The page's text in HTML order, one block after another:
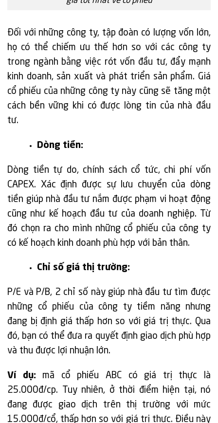
Đối với những công ty, tập đoàn có lượng vốn lớn,
họ có thể chiếm ưu thế hơn so với các công ty
trong ngành bằng việc rót vốn đầu tư, đẩy mạnh
kinh doanh, sản xuất và phát triển sản phẩm. Giá
cổ phiếu của những công ty này cũng sẽ tăng một
cách bền vững khi có được lòng tin của nhà đầu
tư.
Dòng tiền:
Dòng tiền tự do, chính sách cổ tức, chi phí vốn
CAPEX. Xác định được sự lưu chuyển của dòng
tiền giúp nhà đầu tư nắm được phạm vi hoạt động
cũng như kế hoạch đầu tư của doanh nghiệp. Từ
đó chọn ra cho mình những cổ phiếu của công ty
có kế hoạch kinh doanh phù hợp với bản thân.
Chỉ số giá thị trường:
P/E và P/B, 2 chỉ số này giúp nhà đầu tư tìm được
những cổ phiếu của công ty tiềm năng nhưng
đang bị định giá thấp hơn so với giá trị thực. Qua
đó, bạn có thể đưa ra quyết định giao dịch phù hợp
và thu được lợi nhuận lớn.
Ví dụ:mã cổ phiếu ABC có giá trị thực là
25.000đ/cp. Tuy nhiên, ở thời điểm hiện tại, nó
đang được giao dịch trên thị trường với mức
15.000đ/cổ, thấp hơn so với giá trị thực. Điều này